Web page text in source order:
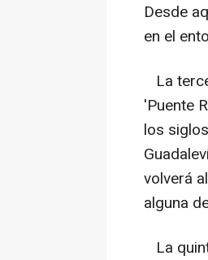
Desde
en el
La
'Puente
los
volverá
alguna
La